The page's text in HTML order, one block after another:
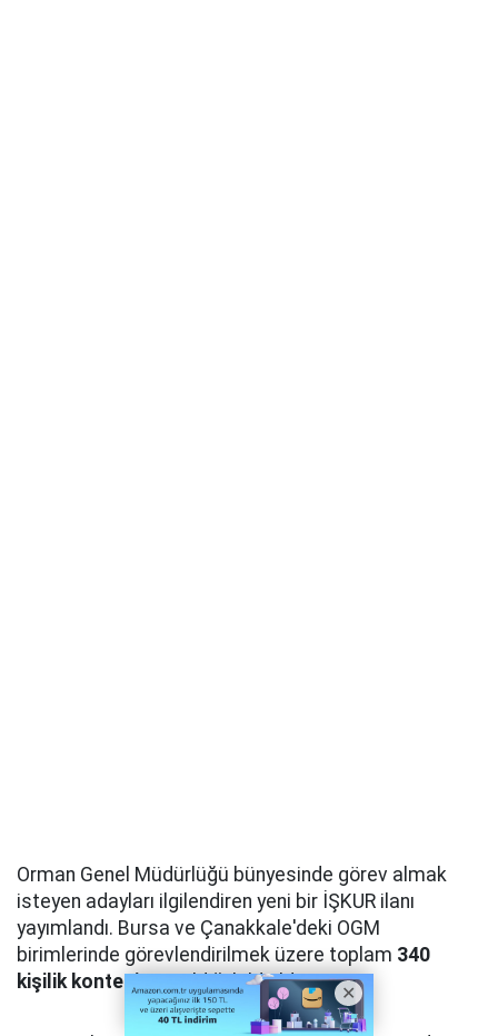
Orman Genel Müdürlüğü bünyesinde görev almak
isteyen adayları ilgilendiren yeni bir İŞKUR ilanı
yayımlandı. Bursa ve Çanakkale'deki OGM
birimlerinde görevlendirilmek üzere toplam 340
kişilik kontenjan
açıldığı bildirildi.